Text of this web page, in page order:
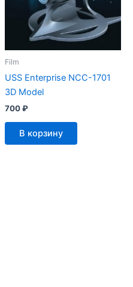
Film
USS Enterprise NCC-1701
3D Model
700₽
В корзину